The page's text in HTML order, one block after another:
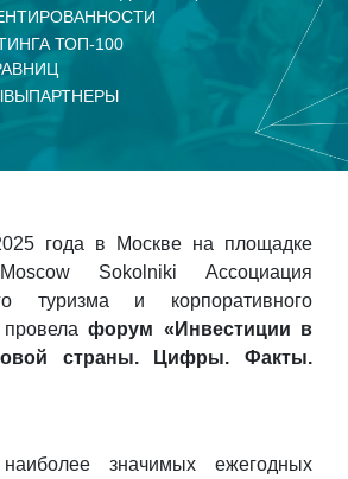
ТОП-100
ПАРТНЕРЫ
года в Москве на площадке
Sokolniki Ассоциация
туризма и корпоративного
провелафорум «Инвестиции в
страны. Цифры. Факты.
значимых ежегодных